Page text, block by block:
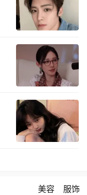
美容 服饰